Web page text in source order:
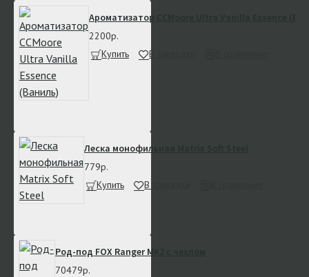
Ароматизатор CCMoore Ultra Vanilla Essence
2200р.
Купить
В закладки
Леска монофильная Matrix Soft Steel
779р.
Купить
В закладки
Род-под FOX Ranger MK2 с чехлом
70479р.